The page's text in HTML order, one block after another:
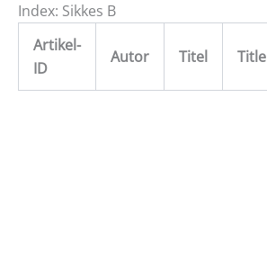
Index: Sikkes B
Artikel-
ID
Autor Titel Title